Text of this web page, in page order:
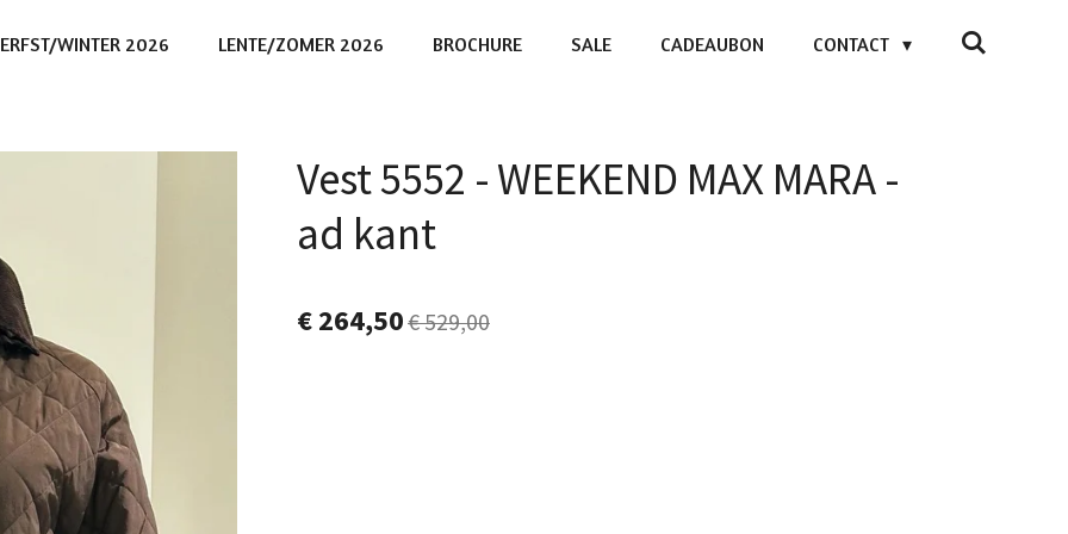
WINTER 2026 LENTE/ZOMER 2026 BROCHURE SALE CADEAUBON CONTACT
Vest 5552 - WEEKEND MAX MARA -
ad kant
€ 264,50€ 529,00